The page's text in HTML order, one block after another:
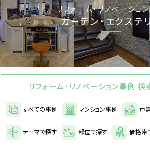
リフォーム・リノベーショ
ガーデン・エクステ
リフォーム・リノベーション事例 検
すべての事例 マンション事例 戸
テーマで探す 部位で探す 価格帯